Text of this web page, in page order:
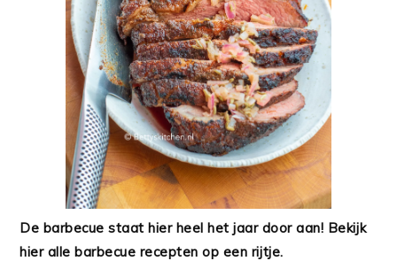
De barbecue staat hier heel het jaar door aan! Bekijk
hier alle barbecue recepten op een rijtje.